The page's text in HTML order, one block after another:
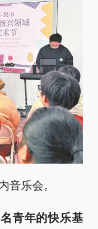
乐会。
青年的快乐基